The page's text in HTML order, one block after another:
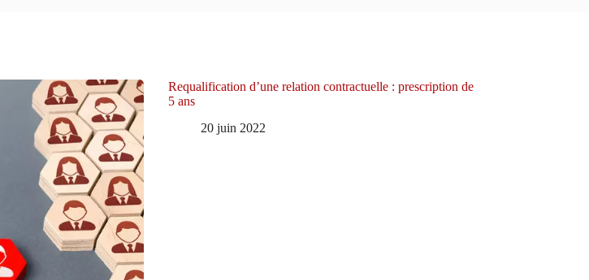
Requalification d’une relation contractuelle : prescription de
5 ans
20 juin 2022